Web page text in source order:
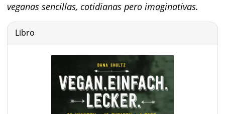
veganas sencillas, cotidianas pero imaginativas.
Libro